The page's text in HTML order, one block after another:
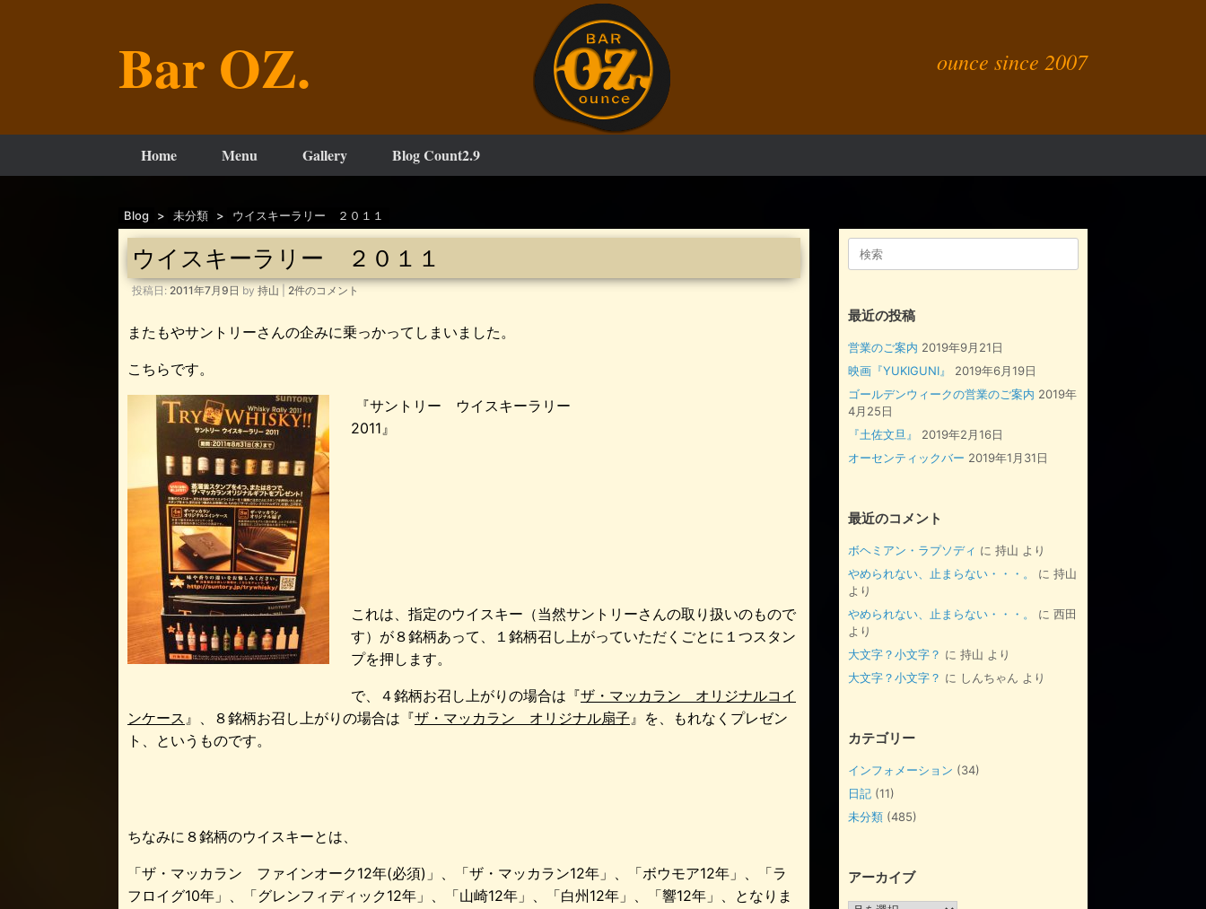
Bar OZ. ounce since 2007
Home Menu Gallery Blog Count2.9
Blog > 未分類 > ウイスキーラリー ２０１１
ウイスキーラリー ２０１１
投稿日: 2011年7月9日 by 持山 2件のコメント
またもやサントリーさんの企みに乗っかってしまいました。
こちらです。
『サントリー ウイスキーラリー
2011』
これは、指定のウイスキー（当然サントリーさんの取り扱いのもので
す）が８銘柄あって、１銘柄召し上がっていただくごとに１つスタン
プを押します。
で、４銘柄お召し上がりの場合は『ザ・マッカラン オリジナルコイ
ンケース 』、８銘柄お召し上がりの場合は『ザ・マッカラン オリジナル扇子』を、もれなくプレゼン
ト、というものです。
ちなみに８銘柄のウイスキーとは、
「ザ・マッカラン ファインオーク12年(必須)」、「ザ・マッカラン12年」、「ボウモア12年」、「ラ
フロイグ10年」、「グレンフィディック12年」、「山崎12年」、「白州12年」、「響12年」、となりま
最近の投稿
営業のご案内 2019年9月21日
映画『YUKIGUNI』
2019年6月19日
ゴールデンウィークの営業のご案内 2019年
4月25日
『土佐文旦』
2019年2月16日
オーセンティックバー 2019年1月31日
最近のコメント
ボヘミアン・ラプソディ に持山 より
やめられない、止まらない・・・。
に持山
より
やめられない、止まらない・・・。
に西田
より
大文字？小文字？ に持山 より
大文字？小文字？ に しんちゃん より
カテゴリー
インフォメーション (34)
日記 (11)
未分類 (485)
アーカイブ